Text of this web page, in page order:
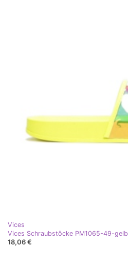
Vices
Vices Schraubstöcke PM1065-49-gelb
18,06 €